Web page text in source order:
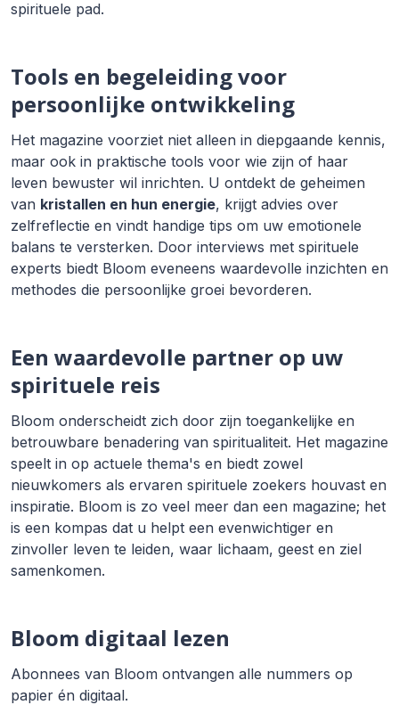
spirituele pad.
Tools en begeleiding voor
persoonlijke ontwikkeling
Het magazine voorziet niet alleen in diepgaande kennis,
maar ook in praktische tools voor wie zijn of haar
leven bewuster wil inrichten. U ontdekt de geheimen
van kristallen en hun energie, krijgt advies over
zelfreflectie en vindt handige tips om uw emotionele
balans te versterken. Door interviews met spirituele
experts biedt Bloom eveneens waardevolle inzichten en
methodes die persoonlijke groei bevorderen.
Een waardevolle partner op uw
spirituele reis
Bloom onderscheidt zich door zijn toegankelijke en
betrouwbare benadering van spiritualiteit. Het magazine
speelt in op actuele thema's en biedt zowel
nieuwkomers als ervaren spirituele zoekers houvast en
inspiratie. Bloom is zo veel meer dan een magazine; het
is een kompas dat u helpt een evenwichtiger en
zinvoller leven te leiden, waar lichaam, geest en ziel
samenkomen.
Bloom digitaal lezen
Abonnees van Bloom ontvangen alle nummers op
papier én digitaal.